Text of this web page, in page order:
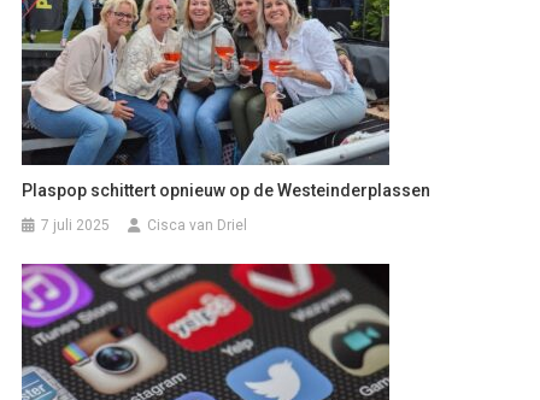
Plaspop schittert opnieuw op de Westeinderplassen
7 juli 2025 Cisca van Driel